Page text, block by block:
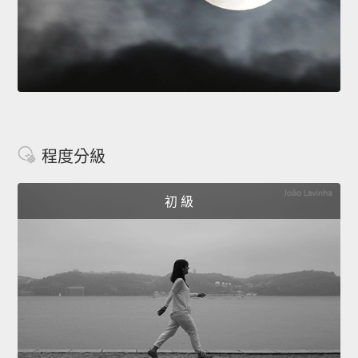
程度分級
初 級